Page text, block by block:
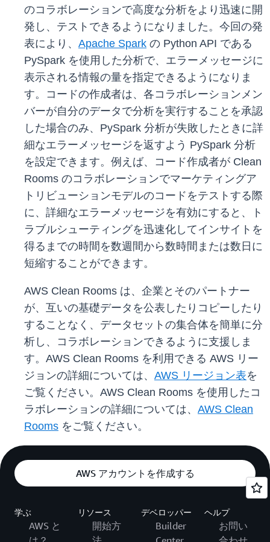
のコラボレーションで高度な分析をより迅速に開
発し、テストできるようになりました。今回の発
表により、 Apache Spark の Python API である
PySpark を使用した分析で、エラーメッセージに
表示される情報の量を指定できるようになりま
す。コードの作成者は、各コラボレーションメン
バーが自分のデータで分析を実行することを承認
した場合のみ、PySpark 分析が失敗したときに詳
細なエラーメッセージを返すよう PySpark 分析
を設定できます。例えば、コード作成者が Clean
Rooms のコラボレーションでマーケティングア
トリビューションモデルのコードをテストする際
に、詳細なエラーメッセージを有効にすると、ト
ラブルシューティングを迅速化してインサイトを
得るまでの時間を数週間から数時間または数日に
短縮することができます。
AWS Clean Rooms は、企業とそのパートナー
が、互いの基礎データを公表したりコピーしたり
することなく、データセットの集合体を簡単に分
析し、コラボレーションできるように支援しま
す。AWS Clean Rooms を利用できる AWS リー
ジョンの詳細については、 AWS リージョン表を
ご覧ください。AWS Clean Rooms を使用したコ
ラボレーションの詳細については、 AWS Clean
Rooms をご覧ください。
AWS アカウントを作成する
学ぶ
AWS と
リソース
開始方
デベロッパー
Builder
ヘルプ
お問い